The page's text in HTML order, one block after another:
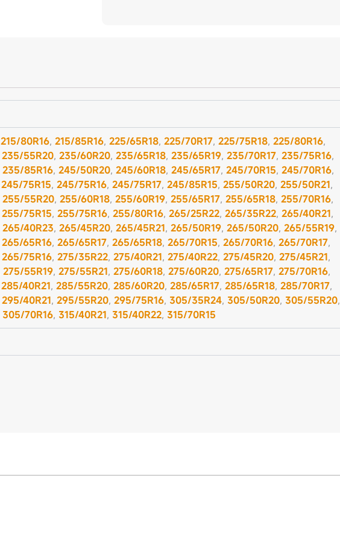
215/80R16, 215/85R16, 225/65R18, 225/70R17, 225/75R18, 225/80R16,
235/55R20, 235/60R20, 235/65R18, 235/65R19, 235/70R17, 235/75R16,
235/85R16, 245/50R20, 245/60R18, 245/65R17, 245/70R15, 245/70R16,
245/75R15, 245/75R16, 245/75R17, 245/85R15, 255/50R20, 255/50R21,
255/55R20, 255/60R18, 255/60R19, 255/65R17, 255/65R18, 255/70R16,
255/75R15, 255/75R16, 255/80R16, 265/25R22, 265/35R22, 265/40R21,
265/40R23, 265/45R20, 265/45R21, 265/50R19, 265/50R20, 265/55R19,
265/65R16, 265/65R17, 265/65R18, 265/70R15, 265/70R16, 265/70R17,
265/75R16, 275/35R22, 275/40R21, 275/40R22, 275/45R20, 275/45R21,
275/55R19, 275/55R21, 275/60R18, 275/60R20, 275/65R17, 275/70R16,
285/40R21, 285/55R20, 285/60R20, 285/65R17, 285/65R18, 285/70R17,
295/40R21, 295/55R20, 295/75R16, 305/35R24, 305/50R20, 305/55R20,
305/70R16, 315/40R21, 315/40R22, 315/70R15